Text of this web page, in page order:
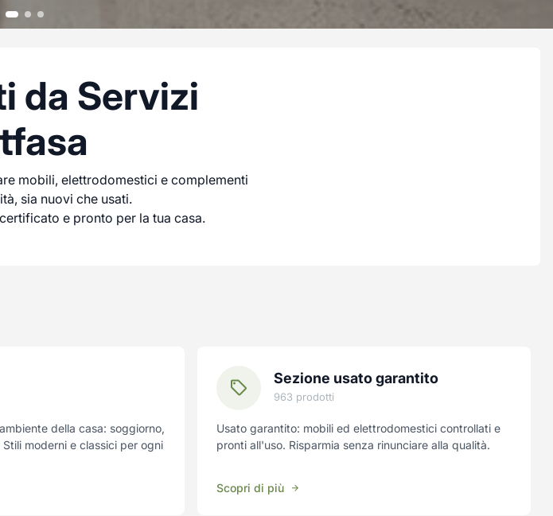
da Servizi
mobili, elettrodomestici e complementi
sia nuovi che usati.
e pronto per la tua casa.
della casa: soggiorno,
moderni e classici per ogni
Sezione usato garantito
963 prodotti
Usato garantito: mobili ed elettrodomestici controllati e
pronti all'uso. Risparmia senza rinunciare alla qualità.
Scopri di più